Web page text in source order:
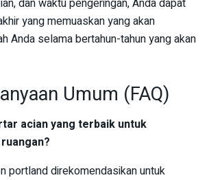
dan waktu pengeringan, Anda dapat
yang memuaskan yang akan
Anda selama bertahun-tahun yang akan
Umum (FAQ)
acian yang terbaik untuk
portland direkomendasikan untuk